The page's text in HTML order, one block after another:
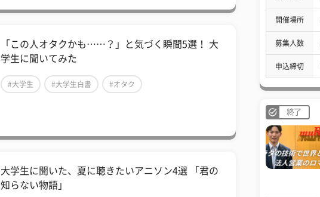
「この人オタクかも……？」と気づく瞬間5選！ 大
学生に聞いてみた
#大学生 #大学生白書 #オタク
大学生に聞いた、夏に聴きたいアニソン4選 「君の
知らない物語」
開催場所
募集人数
申込締切
終了